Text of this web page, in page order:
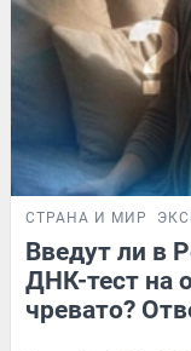
СТРАНА И МИР
Введут ли в
ДНК-тест на
чревато?